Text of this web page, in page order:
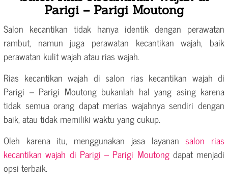
Parigi – Parigi Moutong
Salon kecantikan tidak hanya identik dengan perawatan
rambut, namun juga perawatan kecantikan wajah, baik
perawatan kulit wajah atau rias wajah.
Rias kecantikan wajah di salon rias kecantikan wajah di
Parigi – Parigi Moutong bukanlah hal yang asing karena
tidak semua orang dapat merias wajahnya sendiri dengan
baik, atau tidak memiliki waktu yang cukup.
Oleh karena itu, menggunakan jasa layanan salon rias
kecantikan wajah di Parigi – Parigi Moutongdapat menjadi
opsi terbaik.